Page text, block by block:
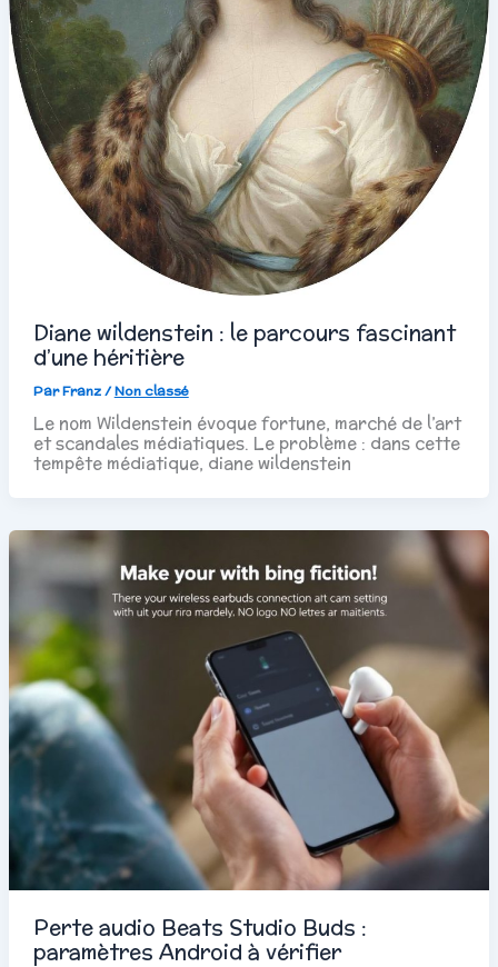
Diane wildenstein : le parcours fascinant
d’une héritière
ParFranz/Non classé
Le nom Wildenstein évoque fortune, marché de l’art
et scandales médiatiques. Le problème : dans cette
tempête médiatique, diane wildenstein
Perte audio Beats Studio Buds :
paramètres Android à vérifier